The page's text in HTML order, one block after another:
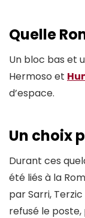
Quelle
Un bloc bas et
Hermoso et
d’espace.
Un choix
Durant ces
été liés à la
par Sarri,
refusé le poste,